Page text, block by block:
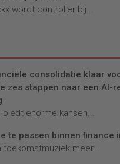
wordt controller bij...
consolidatie klaar
zes stappen naar een AI-
enorme kansen...
te passen binnen finance
toekomstmuziek meer...